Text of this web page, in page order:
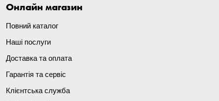
Онлайн магазин
Повний каталог
Наші послуги
Доставка та оплата
Гарантія та сервіс
Клієнтська служба